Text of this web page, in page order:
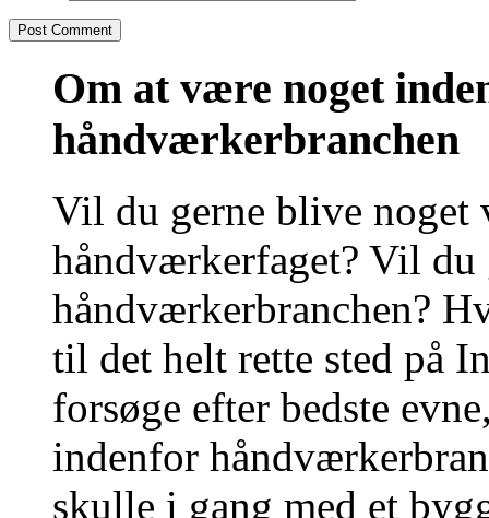
Om at være noget
håndværkerbranchen
Vil du gerne blive noget
håndværkerfaget? Vil du
håndværkerbranchen?
til det helt rette sted på
forsøge efter bedste
indenfor
skulle i gang med et